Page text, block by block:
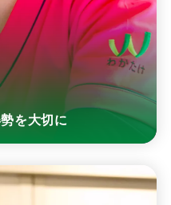
を大切に